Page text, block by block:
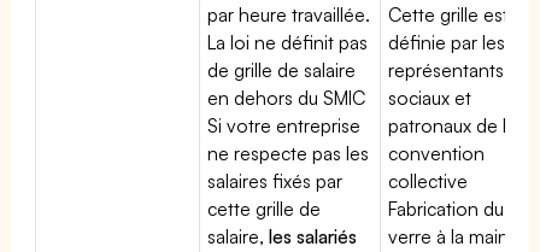
par heure travaillée.
La loi ne définit pas
de grille de salaire
en dehors du SMIC
Si votre entreprise
ne respecte pas les
salaires fixés par
cette grille de
salaire,les salariés
Cette grille est
définie par les
représentants
sociaux et
patronaux de la
convention
collective
Fabrication du
verre à la main